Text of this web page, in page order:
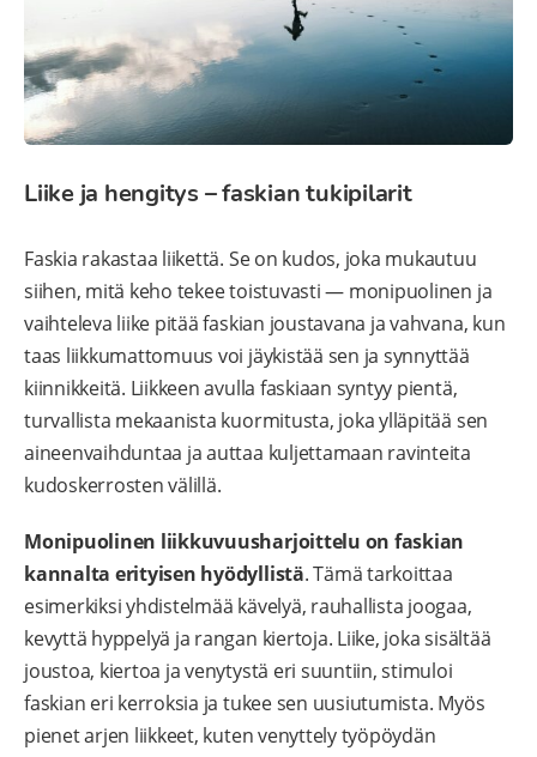
Liike ja hengitys – faskian tukipilarit
Faskia rakastaa liikettä. Se on kudos, joka mukautuu
siihen, mitä keho tekee toistuvasti — monipuolinen ja
vaihteleva liike pitää faskian joustavana ja vahvana, kun
taas liikkumattomuus voi jäykistää sen ja synnyttää
kiinnikkeitä. Liikkeen avulla faskiaan syntyy pientä,
turvallista mekaanista kuormitusta, joka ylläpitää sen
aineenvaihduntaa ja auttaa kuljettamaan ravinteita
kudoskerrosten välillä.
Monipuolinen liikkuvuusharjoittelu on faskian
kannalta erityisen hyödyllistä. Tämä tarkoittaa
esimerkiksi yhdistelmää kävelyä, rauhallista joogaa,
kevyttä hyppelyä ja rangan kiertoja. Liike, joka sisältää
joustoa, kiertoa ja venytystä eri suuntiin, stimuloi
faskian eri kerroksia ja tukee sen uusiutumista. Myös
pienet arjen liikkeet, kuten venyttely työpöydän